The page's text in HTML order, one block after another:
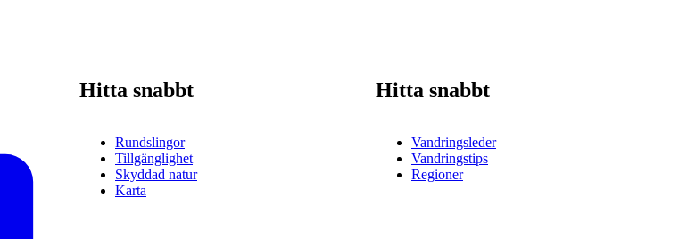
Hitta snabbt
Rundslingor
Tillgänglighet
Skyddad natur
Karta
Hitta snabbt
Vandringsleder
Vandringstips
Regioner